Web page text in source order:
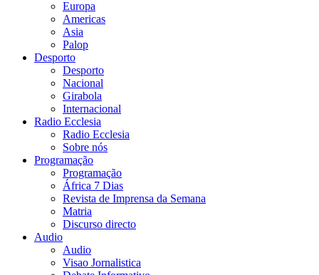
Europa
Americas
Asia
Palop
Desporto
Desporto
Nacional
Girabola
Internacional
Radio Ecclesia
Radio Ecclesia
Sobre nós
Programação
Programação
África 7 Dias
Revista de Imprensa da Semana
Matria
Discurso directo
Audio
Audio
Visao Jornalistica